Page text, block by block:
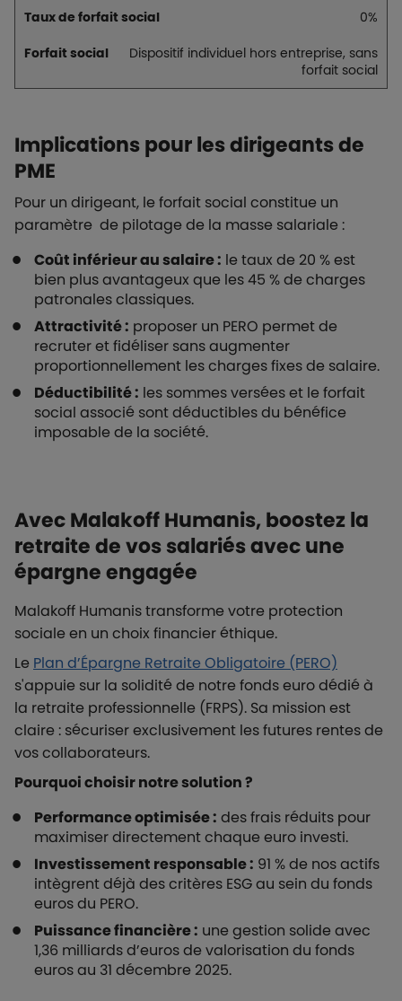
0%
Dispositif individuel hors entreprise, sans
forfait social
Implications pour les dirigeants de
PME
Pour un dirigeant, le forfait social constitue un
paramètre de pilotage de la masse salariale :
Coût inférieur au salaire : le taux de 20 % est
bien plus avantageux que les 45 % de charges
patronales classiques.
Attractivité : proposer un PERO permet de
recruter et fidéliser sans augmenter
proportionnellement les charges fixes de salaire.
Déductibilité : les sommes versées et le forfait
social associé sont déductibles du bénéfice
imposable de la société.
Avec Malakoff Humanis, boostez la
retraite de vos salariés avec une
épargne engagée
Malakoff Humanis transforme votre protection
sociale en un choix financier éthique.
Le Plan d’Épargne Retraite Obligatoire (PERO)
s'appuie sur la solidité de notre fonds euro dédié à
la retraite professionnelle (FRPS). Sa mission est
claire : sécuriser exclusivement les futures rentes de
vos collaborateurs.
Pourquoi choisir notre solution ?
Performance optimisée : des frais réduits pour
maximiser directement chaque euro investi.
Investissement responsable : 91 % de nos actifs
intègrent déjà des critères ESG au sein du fonds
euros du PERO.
Puissance financière : une gestion solide avec
1,36 milliards d’euros de valorisation du fonds
euros au 31 décembre 2025.